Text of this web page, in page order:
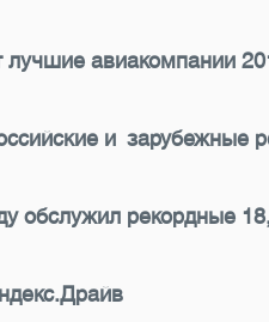
лучшие авиакомпании
и зарубежные
обслужил рекордные